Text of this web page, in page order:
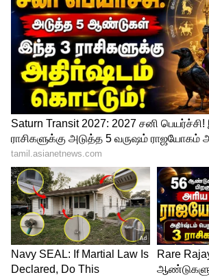
KYC முடிந்திருக்க வேண்டும்:
கணக்குடன் ஆதார், பான்
வங்கிக் கணக்கு விவரங்கள்
இணைக்கப்பட்டிருக்க
மொபைல் எண் இணைப்பு:
வெரிஃபிகேஷனுக்காக
இணைக்கப்பட்டிருக்க
முன்பை விட சூப்பர்ஃபாஸ்ட்
தொழிலாளர் நலத்துறை
மாண்டவியாவின்படி, EPFO